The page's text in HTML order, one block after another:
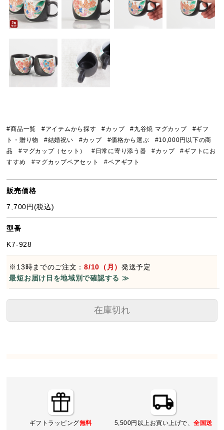
#商品一覧 #アイテムから探す #カップ #九谷焼 マグカップ
#ギフ
ト・贈り物
#結婚祝い #カップ #価格から選ぶ
#10,000円以下の商
品
#マグカップ（セット） #日常に寄り添う器 #カップ
#ギフトにお
すすめ
#マグカップペアセット #ペアギフト
販売価格
7,700円(税込)
型番
K7-928
※13時までのご注文：8/10（月）発送予定
最短お届け日を地域別で確認する ≫
在庫切れ
ギフトラッピング無料 5,500円以上お買い上げで、全国送